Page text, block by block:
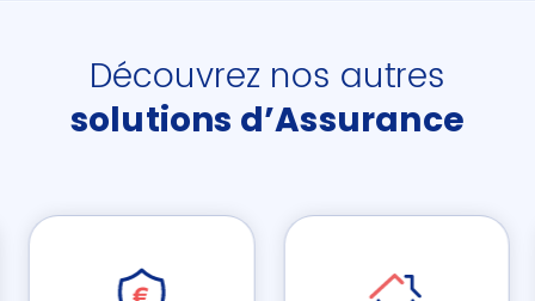
Découvrez nos autres
solutions d’Assurance